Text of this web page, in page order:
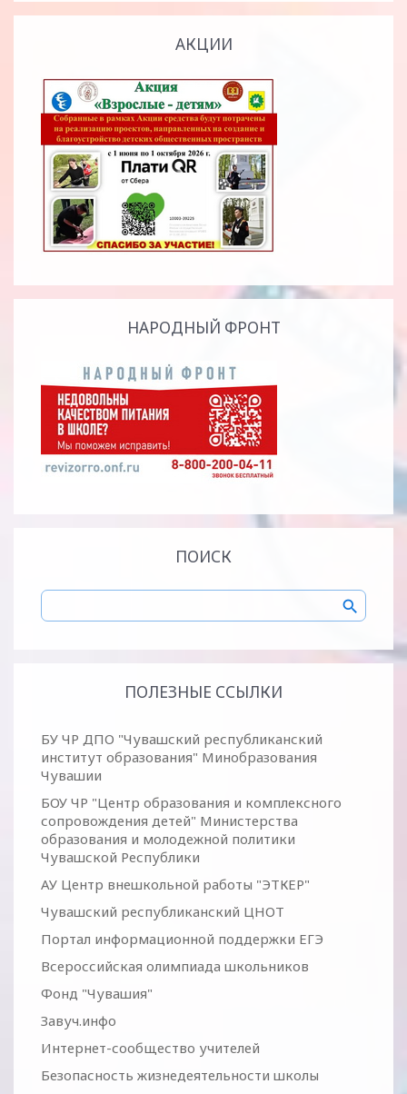
АКЦИИ
НАРОДНЫЙ ФРОНТ
ПОИСК
ПОЛЕЗНЫЕ ССЫЛКИ
БУ ЧР ДПО "Чувашский республиканский
институт образования" Минобразования
Чувашии
БОУ ЧР "Центр образования и комплексного
сопровождения детей" Министерства
образования и молодежной политики
Чувашской Республики
АУ Центр внешкольной работы "ЭТКЕР"
Чувашский республиканский ЦНОТ
Портал информационной поддержки ЕГЭ
Всероссийская олимпиада школьников
Фонд "Чувашия"
Завуч.инфо
Интернет-сообщество учителей
Безопасность жизнедеятельности школы